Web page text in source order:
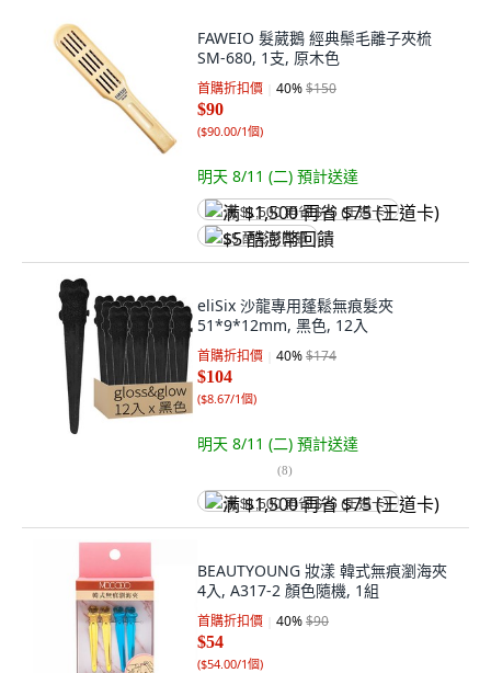
FAWEIO 髮葳鵝 經典鬃毛離子夾梳
SM-680, 1支, 原木色
首購折扣價 40%$150
$90
($90.00/1個)
明天 8/11 (二) 預計送達
满 $1,500 再省 $75 (王道卡)
$5 酷澎幣回饋
eliSix 沙龍專用蓬鬆無痕髮夾
51*9*12mm, 黑色, 12入
首購折扣價 40%$174
$104
($8.67/1個)
明天 8/11 (二) 預計送達
(8)
满 $1,500 再省 $75 (王道卡)
BEAUTYOUNG 妝漾 韓式無痕瀏海夾
4入, A317-2 顏色隨機, 1組
首購折扣價 40%$90
$54
($54.00/1個)